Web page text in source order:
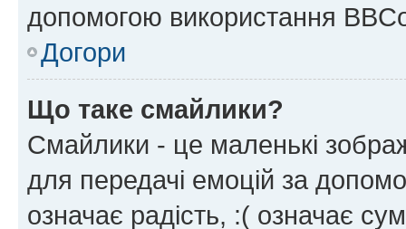
допомогою використання
Догори
Що таке смайлики?
Смайлики - це маленькі
для передачі емоцій за
означає радість, :( означає